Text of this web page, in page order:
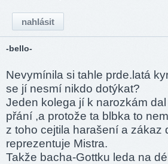
nahlásit
-bello-
Nevymínila si tahle prde.latá
se jí nesmí nikdo dotýkat?
Jeden kolega jí k narozkám
přání ,a protože ta blbka to
z toho cejtila harašení a zákaz
reprezentuje Mistra.
Takže bacha-Gottku leda na